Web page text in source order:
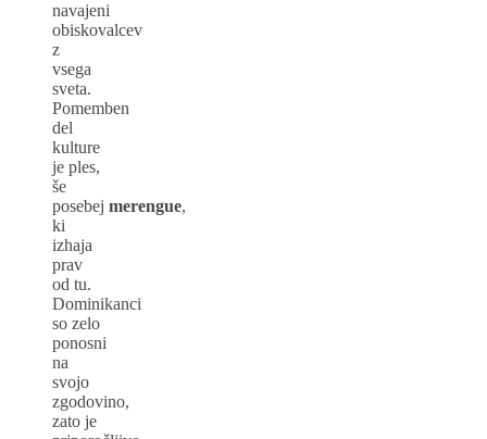
navajeni
obiskovalcev
z
vsega
sveta.
Pomemben
del
kulture
je ples,
še
posebej merengue,
ki
izhaja
prav
od tu.
Dominikanci
so zelo
ponosni
na
svojo
zgodovino,
zato je